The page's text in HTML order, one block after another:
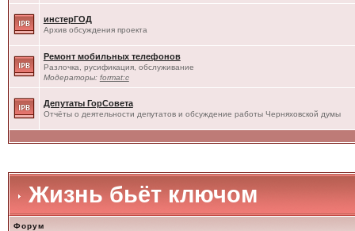
инстерГОД
Архив обсуждения проекта
Ремонт мобильных телефонов
Разлочка, русификация, обслуживание
Модераторы: format:c
Депутаты ГорСовета
Отчёты о деятельности депутатов и обсуждение работы Черняховской думы
Жизнь бьёт ключом
Форум